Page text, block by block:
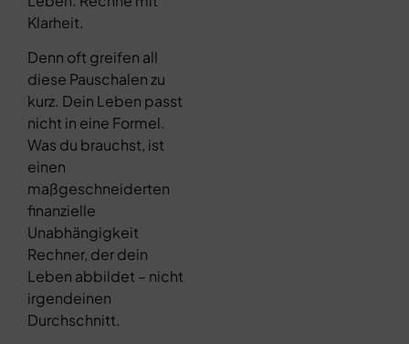
Klarheit.
Denn oft greifen all
diese Pauschalen zu
kurz. Dein Leben passt
nicht in eine Formel.
Was du brauchst, ist
einen
maßgeschneiderten
finanzielle
Unabhängigkeit
Rechner, der dein
Leben abbildet – nicht
irgendeinen
Durchschnitt.